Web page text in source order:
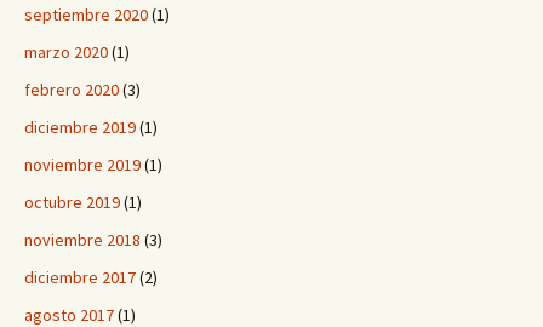
septiembre 2020(1)
marzo 2020(1)
febrero 2020(3)
diciembre 2019(1)
noviembre 2019(1)
octubre 2019(1)
noviembre 2018 (3)
diciembre 2017(2)
agosto 2017(1)